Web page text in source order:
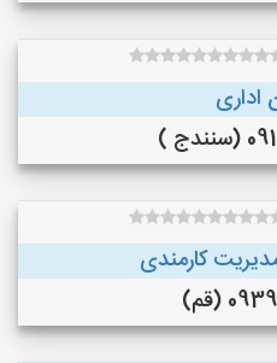
اداری
)
کارمندی
(قم)